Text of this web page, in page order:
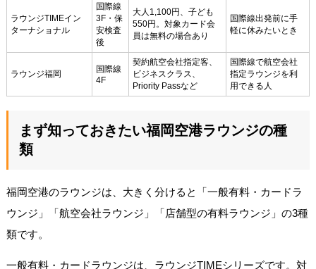
ラウンジTIMEイン
ターナショナル
国際線
3F・保
安検査
後
大人1,100円、子ども
550円。対象カード会
員は無料の場合あり
国際線出発前に手
軽に休みたいとき
ラウンジ福岡
国際線
4F
契約航空会社指定客、
ビジネスクラス、
Priority Passなど
国際線で航空会社
指定ラウンジを利
用できる人
まず知っておきたい福岡空港ラウンジの種
類
福岡空港のラウンジは、大きく分けると「一般有料・カードラ
ウンジ」「航空会社ラウンジ」「店舗型の有料ラウンジ」の3種
類です。
一般有料・カードラウンジは、ラウンジTIMEシリーズです。対